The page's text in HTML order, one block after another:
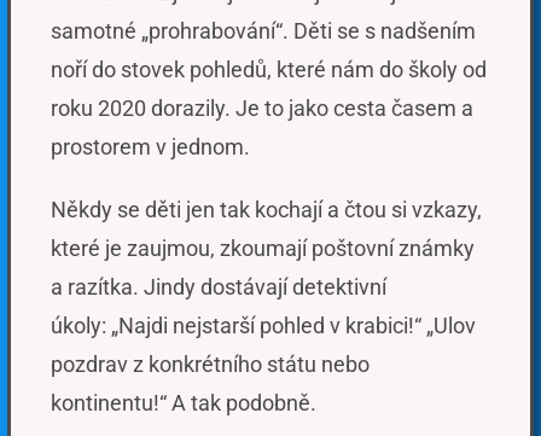
samotné „prohrabování“. Děti se s nadšením
noří do stovek pohledů, které nám do školy od
roku 2020 dorazily. Je to jako cesta časem a
prostorem v jednom.
Někdy se děti jen tak kochají a čtou si vzkazy,
které je zaujmou, zkoumají poštovní známky
a razítka. Jindy dostávají detektivní
úkoly: „Najdi nejstarší pohled v krabici!“ „Ulov
pozdrav z konkrétního státu nebo
kontinentu!“ A tak podobně.